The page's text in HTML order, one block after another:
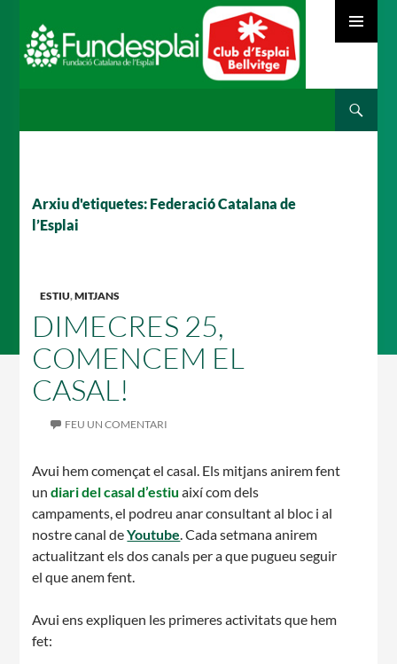
Arxiu d'etiquetes: Federació Catalana de
l’Esplai
ESTIU,MITJANS
DIMECRES 25,
COMENCEM EL
CASAL!
FEU UN COMENTARI
Avui hem començat el casal. Els mitjans anirem fent
undiari del casal d’estiu així com dels
campaments, el podreu anar consultant al bloc i al
nostre canal deYoutube. Cada setmana anirem
actualitzant els dos canals per a que pugueu seguir
el que anem fent.
Avui ens expliquen les primeres activitats que hem
fet:
MÓN ESCOLAR
FORMACIÓ
ACCIÓ SOCIAL I JOVES
ESPLAIS